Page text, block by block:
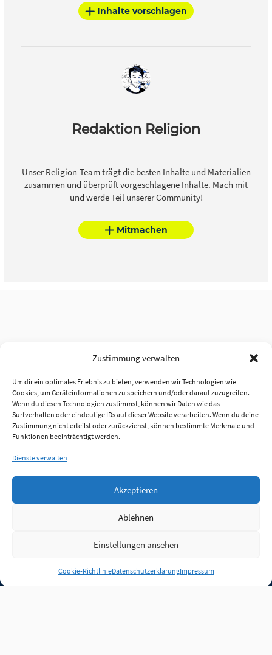
Zustimmung verwalten
Um dir ein optimales Erlebnis zu bieten, verwenden wir Technologien wie
Cookies, um Geräteinformationen zu speichern und/oder darauf zuzugreifen.
Wenn du diesen Technologien zustimmst, können wir Daten wie das
Surfverhalten oder eindeutige IDs auf dieser Website verarbeiten. Wenn du deine
Zustimmung nicht erteilst oder zurückziehst, können bestimmte Merkmale und
Funktionen beeinträchtigt werden.
Dienste verwalten
Akzeptieren
Ablehnen
Einstellungen ansehen
Cookie-RichtlinieDatenschutzerklärungImpressum
Inhalte vorschlagen
Redaktion Religion
Unser Religion-Team trägt die besten Inhalte und Materialien
zusammen und überprüft vorgeschlagene Inhalte. Mach mit
und werde Teil unserer Community!
Mitmachen
Anmelden
Jobs Partner FAQ Quellen